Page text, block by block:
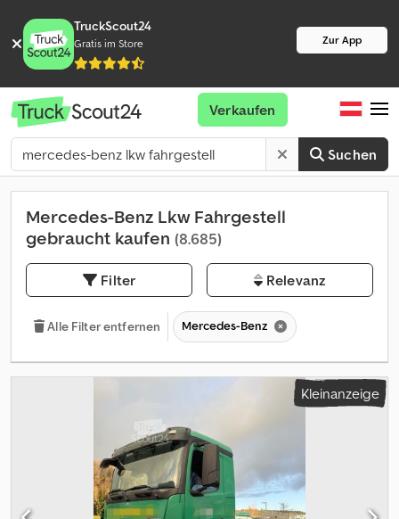
TruckScout24
Gratis im Store Zur App
Suchen
Verkaufen
Mercedes-Benz Lkw Fahrgestell
gebraucht kaufen (8.685)
Filter Relevanz
Alle Filter entfernen Mercedes-Benz
Kleinanzeige